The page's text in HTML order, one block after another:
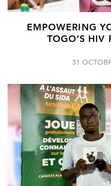
EMPOWERING
TOGO’S HIV
31